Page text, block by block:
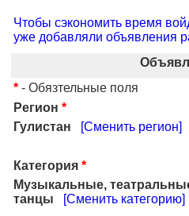
Чтобы сэкономить время
уже добавляли объявления
* - Обязтельные поля
Регион *
Гулистан
[Сменить регион]
Категория *
Музыкальные,
танцы
[Сменить категорию]